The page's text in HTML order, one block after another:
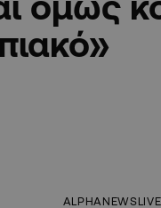
ALPHANEWSLIVE